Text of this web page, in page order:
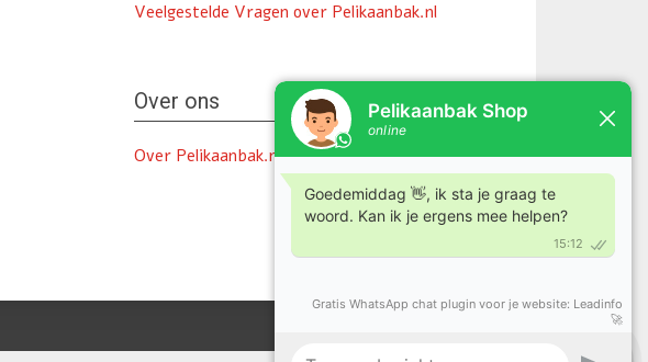
Veelgestelde Vragen over Pelikaanbak.nl
Over ons
Over Pelikaanbak.nl